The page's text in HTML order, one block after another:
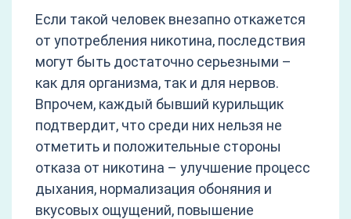
Если такой человек внезапно откажется
от употребления никотина, последствия
могут быть достаточно серьезными –
как для организма, так и для нервов.
Впрочем, каждый бывший курильщик
подтвердит, что среди них нельзя не
отметить и положительные стороны
отказа от никотина – улучшение процесс
дыхания, нормализация обоняния и
вкусовых ощущений, повышение